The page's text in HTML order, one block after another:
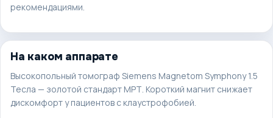
рекомендациями.
На каком аппарате
Высокопольный томограф Siemens Magnetom Symphony 1.5
Тесла — золотой стандарт МРТ. Короткий магнит снижает
дискомфорт у пациентов с клаустрофобией.